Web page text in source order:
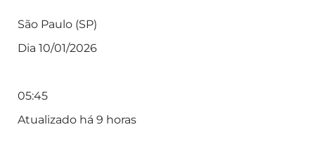
São Paulo (SP)
Dia 10/01/2026
05:45
Atualizado há 9 horas